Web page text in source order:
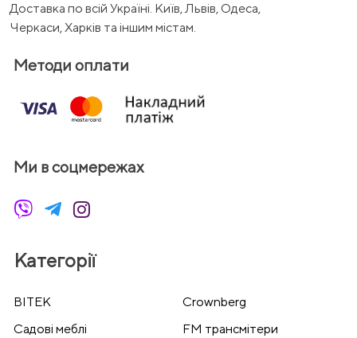
Доставка по всій Україні. Київ, Львів, Одеса,
Черкаси, Харків та іншим містам.
Методи оплати
Ми в соцмережах
Категорії
BITEK
Crownberg
Cадові меблі
FM трансмітери